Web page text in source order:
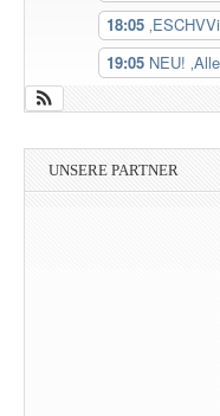
18:05
19:05 NEU!
UNSERE PARTNER